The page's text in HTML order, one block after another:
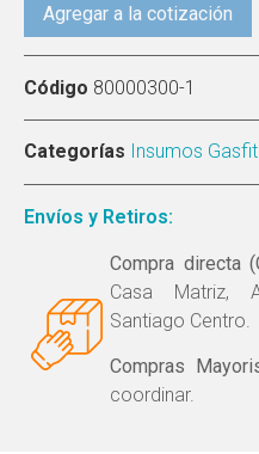
Agregar a la cotización
Código 80000300-1
Categorías Insumos
Envíos y Retiros:
Compra directa
Casa Matriz,
Santiago Centro.
Compras
coordinar.